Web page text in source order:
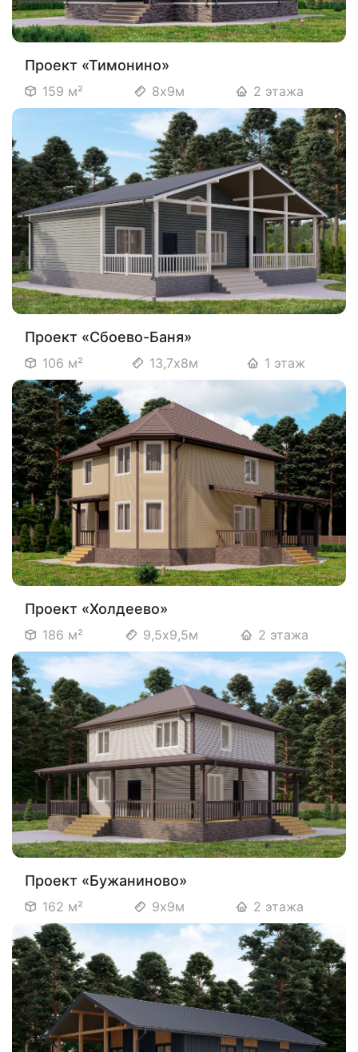
Проект «Тимонино»
159 м² 8х9м 2 этажа
Проект «Сбоево-Баня»
106 м² 13,7х8м 1 этаж
Проект «Холдеево»
186 м² 9,5х9,5м 2 этажа
Проект «Бужаниново»
162 м² 9х9м 2 этажа